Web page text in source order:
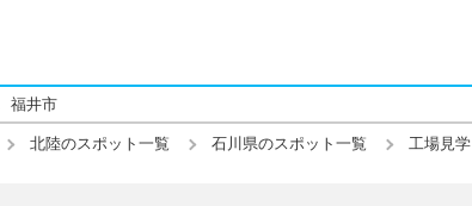
福井市
北陸のスポット一覧 石川県のスポット一覧 工場見学